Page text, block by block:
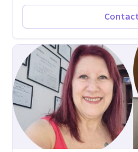
sufrir y cada una por
espacio donde se le dará un
singulares de cada uno, para luego
seminarios, una
investigo. Siempre en la
profesional.